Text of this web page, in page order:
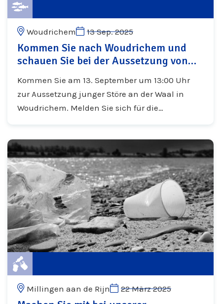
Woudrichem 13 Sep. 2025
Kommen Sie nach Woudrichem und
schauen Sie bei der Aussetzung von
Kommen Sie am 13. September um 13:00 Uhr
zur Aussetzung junger Störe an der Waal in
Woudrichem. Melden Sie sich für die
Millingen aan de Rijn 22 März 2025